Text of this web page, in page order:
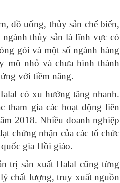
đồ uống, thủy sản chế biến,
thủy sản là lĩnh vực có
gói và một số ngành hàng
mô nhỏ và chưa hình thành
với tiềm năng.
có xu hướng tăng nhanh.
tham gia các hoạt động liên
2018. Nhiều doanh nghiệp
chứng nhận của các tổ chức
gia Hồi giáo.
trị sản xuất Halal cũng từng
chất lượng, truy xuất nguồn